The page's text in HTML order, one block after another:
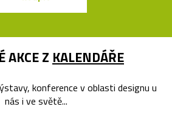
AKCE Z KALENDÁŘE
konference v oblasti designu u
nás i ve světě...